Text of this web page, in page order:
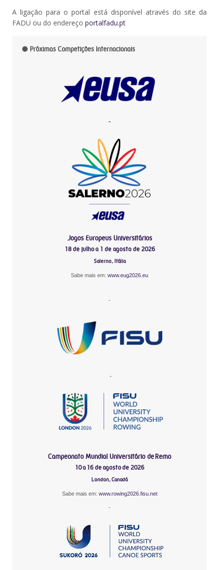
A ligação para o portal está disponível através do site da
FADU ou do endereço portalfadu.pt
Próximas Competições Internacionais
-
Jogos Europeus Universitários
18 de julho a 1 de agosto de 2026
Salerno, Itália
Sabe mais em: www.eug2026.eu
-
-
Campeonato Mundial Universitário de Remo
10 a 16 de agosto de 2026
London, Canadá
Sabe mais em: www.rowing2026.fisu.net
-